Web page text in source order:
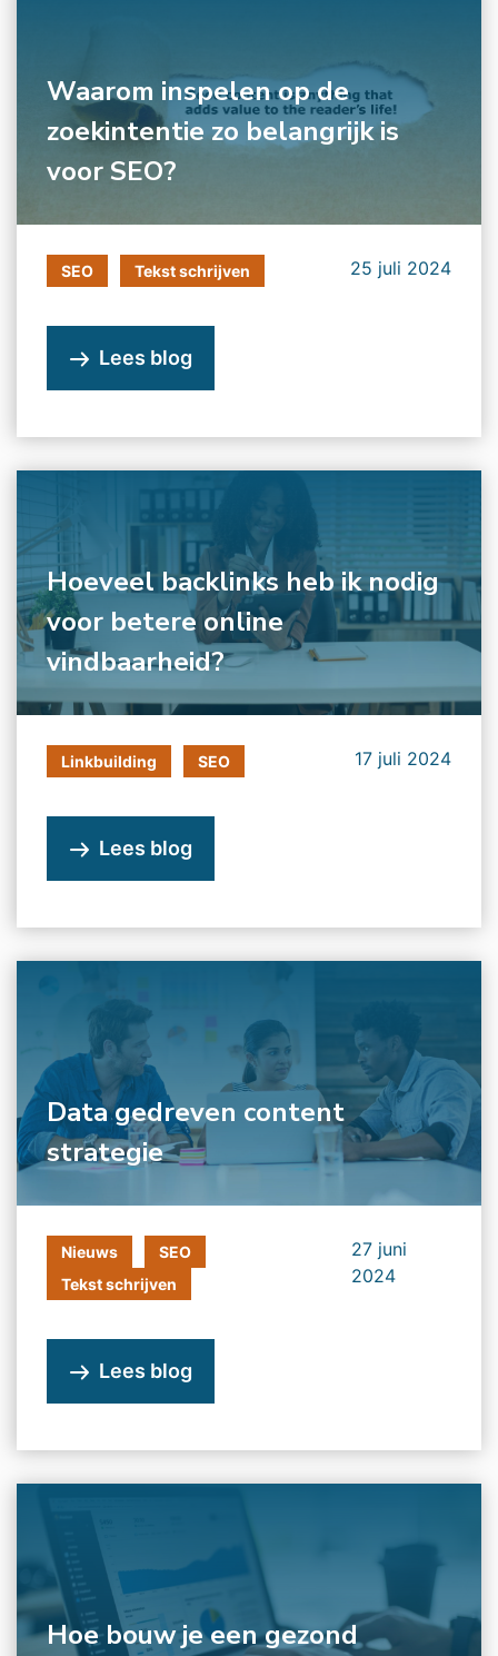
Waarom inspelen op de
zoekintentie zo belangrijk is
voor SEO?
SEO Tekst schrijven 25 juli 2024
Lees blog
Hoeveel backlinks heb ik nodig
voor betere online
vindbaarheid?
Linkbuilding SEO 17 juli 2024
Lees blog
Data gedreven content
strategie
Nieuws
SEO
Tekst schrijven
27 juni
2024
Lees blog
Hoe bouw je een gezond